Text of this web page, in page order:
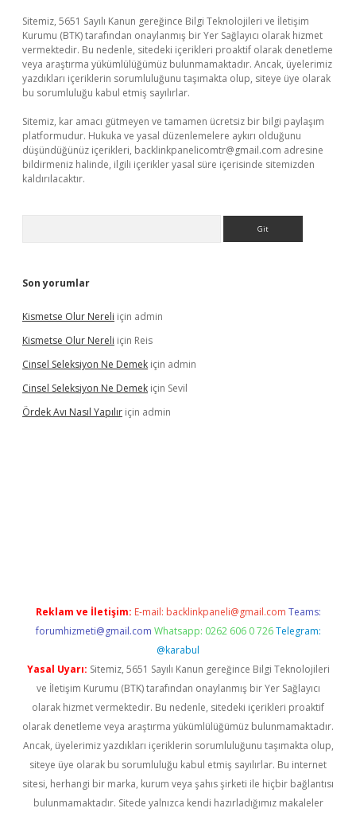
Sitemiz, 5651 Sayılı Kanun gereğince Bilgi Teknolojileri ve İletişim
Kurumu (BTK) tarafından onaylanmış bir Yer Sağlayıcı olarak hizmet
vermektedir. Bu nedenle, sitedeki içerikleri proaktif olarak denetleme
veya araştırma yükümlülüğümüz bulunmamaktadır. Ancak, üyelerimiz
yazdıkları içeriklerin sorumluluğunu taşımakta olup, siteye üye olarak
bu sorumluluğu kabul etmiş sayılırlar.
Sitemiz, kar amacı gütmeyen ve tamamen ücretsiz bir bilgi paylaşım
platformudur. Hukuka ve yasal düzenlemelere aykırı olduğunu
düşündüğünüz içerikleri, backlinkpanelicomtr@gmail.com adresine
bildirmeniz halinde, ilgili içerikler yasal süre içerisinde sitemizden
kaldırılacaktır.
Son yorumlar
Kismetse Olur Nereli için admin
Kismetse Olur Nereli için Reis
Cinsel Seleksiyon Ne Demek için admin
Cinsel Seleksiyon Ne Demek için Sevil
Ördek Avı Nasıl Yapılır için admin
Reklam ve İletişim: E-mail: backlinkpaneli@gmail.com Teams:
forumhizmeti@gmail.com Whatsapp: 0262 606 0 726 Telegram:
@karabul
Yasal Uyarı: Sitemiz, 5651 Sayılı Kanun gereğince Bilgi Teknolojileri
ve İletişim Kurumu (BTK) tarafından onaylanmış bir Yer Sağlayıcı
olarak hizmet vermektedir. Bu nedenle, sitedeki içerikleri proaktif
olarak denetleme veya araştırma yükümlülüğümüz bulunmamaktadır.
Ancak, üyelerimiz yazdıkları içeriklerin sorumluluğunu taşımakta olup,
siteye üye olarak bu sorumluluğu kabul etmiş sayılırlar. Bu internet
sitesi, herhangi bir marka, kurum veya şahıs şirketi ile hiçbir bağlantısı
bulunmamaktadır. Sitede yalnızca kendi hazırladığımız makaleler